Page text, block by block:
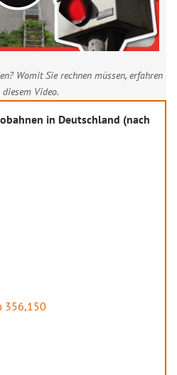
Womit Sie rechnen müssen, erfahren
Video.
in Deutschland (nach
356,150